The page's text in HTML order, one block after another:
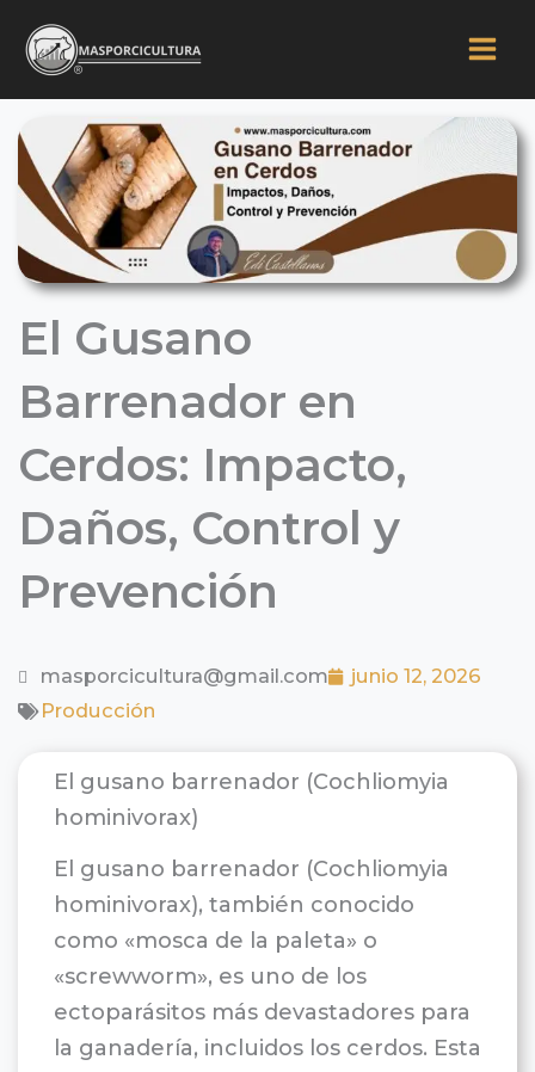
El Gusano
Barrenador en
Cerdos: Impacto,
Daños, Control y
Prevención
masporcicultura@gmail.com
junio 12, 2026
Producción
El gusano barrenador (Cochliomyia
hominivorax)
El gusano barrenador (Cochliomyia
hominivorax), también conocido
como «mosca de la paleta» o
«screwworm», es uno de los
ectoparásitos más devastadores para
la ganadería, incluidos los cerdos. Esta